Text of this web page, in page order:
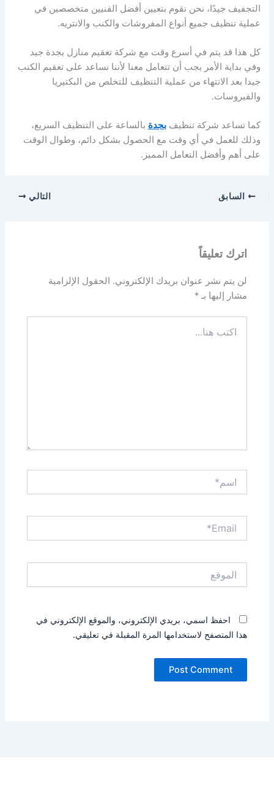
التجفيف جيدًا، نحن نقوم بتعيين أفضل الفنيين متخصصين في
عملية تنظيف جميع أنواع المفروشات والكنب والانتريه.
كل هذا قد يتم في أسرع وقت مع شركة تعقيم منازل بجدة جيد
وفي بداية الأمر يجب أن تتعامل معنا لأننا نساعد على تعقيم الكنب
جيدا بعد الانتهاء من عملية التنظيف للتخلص من البكتيريا
والفيروسات.
كما تساعد شركة تنظيفبجدة بالساعة على التنظيف السريع،
وذلك للعمل في أي وقت مع الحصول بشكل دائم، وطوال الوقت
على أهم وأفضل التعامل المميز.
السابق التالي
اترك تعليقاً
لن يتم نشر عنوان بريدك الإلكتروني. الحقول الإلزامية
مشار إليها بـ*
هنا...
احفظ اسمي، بريدي الإلكتروني، والموقع الإلكتروني في
هذا المتصفح لاستخدامها المرة المقبلة في تعليقي.